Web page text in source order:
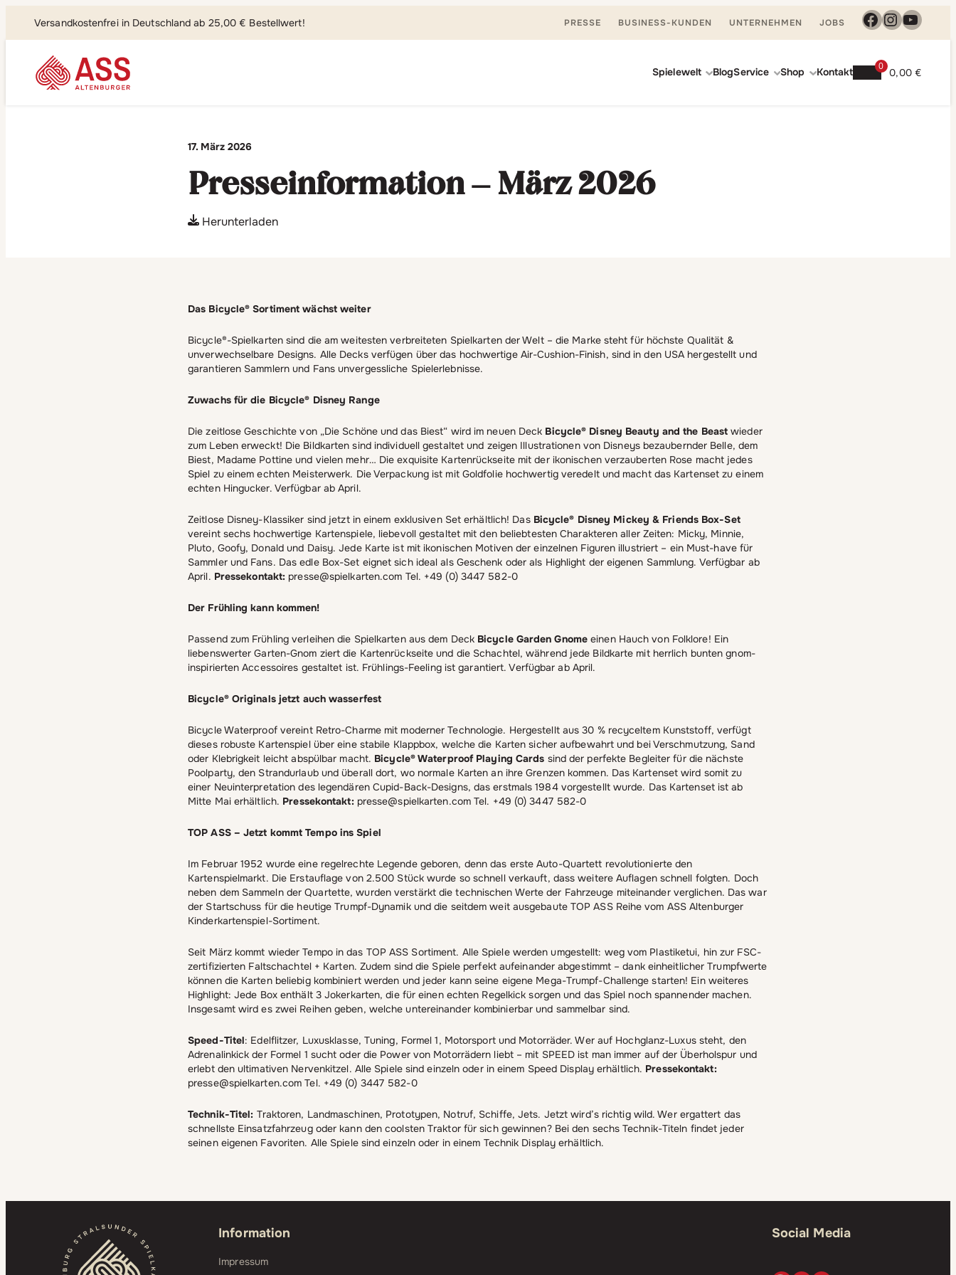
Versandkostenfrei in Deutschland ab 25,00 € Bestellwert! PRESSE BUSINESS-KUNDEN UNTERNEHMEN JOBS Facebook
Spielewelt BlogService Shop Kontakt 0
0,00 €
17. März 2026
Presseinformation – März 2026
Herunterladen
Das Bicycle® Sortiment wächst weiter
Bicycle®-Spielkarten sind die am weitesten verbreiteten Spielkarten der Welt – die Marke steht für höchste Qualität &
unverwechselbare Designs. Alle Decks verfügen über das hochwertige Air-Cushion-Finish, sind in den USA hergestellt und
garantieren Sammlern und Fans unvergessliche Spielerlebnisse.
Zuwachs für die Bicycle® Disney Range
Die zeitlose Geschichte von „Die Schöne und das Biest“ wird im neuen Deck Bicycle® Disney Beauty and the Beastwieder
zum Leben erweckt! Die Bildkarten sind individuell gestaltet und zeigen Illustrationen von Disneys bezaubernder Belle, dem
Biest, Madame Pottine und vielen mehr… Die exquisite Kartenrückseite mit der ikonischen verzauberten Rose macht jedes
Spiel zu einem echten Meisterwerk. Die Verpackung ist mit Goldfolie hochwertig veredelt und macht das Kartenset zu einem
echten Hingucker. Verfügbar ab April.
Zeitlose Disney-Klassiker sind jetzt in einem exklusiven Set erhältlich! Das Bicycle® Disney Mickey & Friends Box-Set
vereint sechs hochwertige Kartenspiele, liebevoll gestaltet mit den beliebtesten Charakteren aller Zeiten: Micky, Minnie,
Pluto, Goofy, Donald und Daisy. Jede Karte ist mit ikonischen Motiven der einzelnen Figuren illustriert – ein Must-have für
Sammler und Fans. Das edle Box-Set eignet sich ideal als Geschenk oder als Highlight der eigenen Sammlung. Verfügbar ab
April. Pressekontakt: presse@spielkarten.com Tel. +49 (0) 3447 582-0
Der Frühling kann kommen!
Passend zum Frühling verleihen die Spielkarten aus dem Deck Bicycle Garden Gnomeeinen Hauch von Folklore! Ein
liebenswerter Garten-Gnom ziert die Kartenrückseite und die Schachtel, während jede Bildkarte mit herrlich bunten gnom-
inspirierten Accessoires gestaltet ist. Frühlings-Feeling ist garantiert. Verfügbar ab April.
Bicycle® Originals jetzt auch wasserfest
Bicycle Waterproof vereint Retro-Charme mit moderner Technologie. Hergestellt aus 30 % recyceltem Kunststoff, verfügt
dieses robuste Kartenspiel über eine stabile Klappbox, welche die Karten sicher aufbewahrt und bei Verschmutzung, Sand
oder Klebrigkeit leicht abspülbar macht. Bicycle® Waterproof Playing Cards sind der perfekte Begleiter für die nächste
Poolparty, den Strandurlaub und überall dort, wo normale Karten an ihre Grenzen kommen. Das Kartenset wird somit zu
einer Neuinterpretation des legendären Cupid-Back-Designs, das erstmals 1984 vorgestellt wurde. Das Kartenset ist ab
Mitte Mai erhältlich. Pressekontakt: presse@spielkarten.com Tel. +49 (0) 3447 582-0
TOP ASS – Jetzt kommt Tempo ins Spiel
Im Februar 1952 wurde eine regelrechte Legende geboren, denn das erste Auto-Quartett revolutionierte den
Kartenspielmarkt. Die Erstauflage von 2.500 Stück wurde so schnell verkauft, dass weitere Auflagen schnell folgten. Doch
neben dem Sammeln der Quartette, wurden verstärkt die technischen Werte der Fahrzeuge miteinander verglichen. Das war
der Startschuss für die heutige Trumpf-Dynamik und die seitdem weit ausgebaute TOP ASS Reihe vom ASS Altenburger
Kinderkartenspiel-Sortiment.
Seit März kommt wieder Tempo in das TOP ASS Sortiment. Alle Spiele werden umgestellt: weg vom Plastiketui, hin zur FSC-
zertifizierten Faltschachtel + Karten. Zudem sind die Spiele perfekt aufeinander abgestimmt – dank einheitlicher Trumpfwerte
können die Karten beliebig kombiniert werden und jeder kann seine eigene Mega-Trumpf-Challenge starten! Ein weiteres
Highlight: Jede Box enthält 3 Jokerkarten, die für einen echten Regelkick sorgen und das Spiel noch spannender machen.
Insgesamt wird es zwei Reihen geben, welche untereinander kombinierbar und sammelbar sind.
Speed-Titel: Edelflitzer, Luxusklasse, Tuning, Formel 1, Motorsport und Motorräder. Wer auf Hochglanz-Luxus steht, den
Adrenalinkick der Formel 1 sucht oder die Power von Motorrädern liebt – mit SPEED ist man immer auf der Überholspur und
erlebt den ultimativen Nervenkitzel. Alle Spiele sind einzeln oder in einem Speed Display erhältlich. Pressekontakt:
presse@spielkarten.com Tel. +49 (0) 3447 582-0
Technik-Titel: Traktoren, Landmaschinen, Prototypen, Notruf, Schiffe, Jets. Jetzt wird’s richtig wild. Wer ergattert das
schnellste Einsatzfahrzeug oder kann den coolsten Traktor für sich gewinnen? Bei den sechs Technik-Titeln findet jeder
seinen eigenen Favoriten. Alle Spiele sind einzeln oder in einem Technik Display erhältlich.
Information
Impressum
Social Media